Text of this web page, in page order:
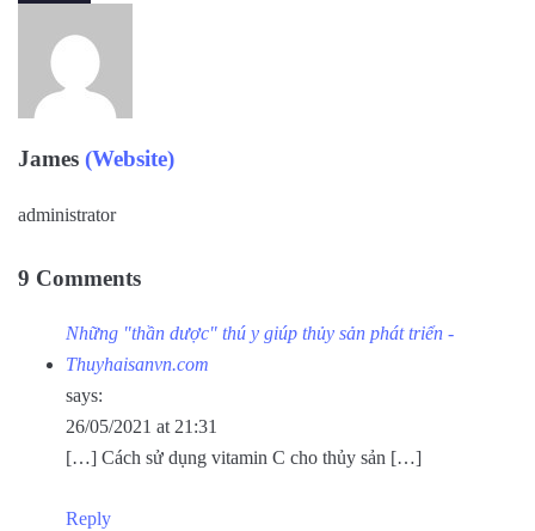
James (Website)
administrator
9 Comments
Những "thần dược" thú y giúp thủy sản phát triển -
Thuyhaisanvn.com
says:
26/05/2021 at 21:31
[…] Cách sử dụng vitamin C cho thủy sản […]
Reply